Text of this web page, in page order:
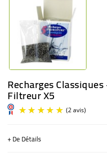
Recharges
Filtreur X5
+ De Détails